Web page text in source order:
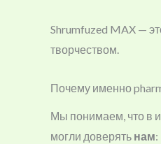
Shrumfuzed MAX —
творчеством.
Почему именно
Мы понимаем, что в
могли доверять нам: